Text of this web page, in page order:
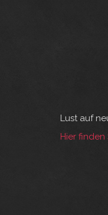
Lust auf
Hier finden